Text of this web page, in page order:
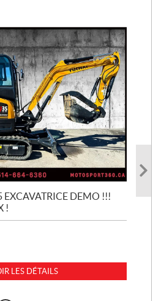
DEMO !!!
!
LES DÉTAILS